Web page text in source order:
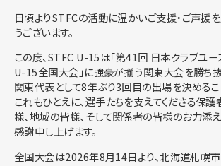
日頃よりSTFCの活動に温かいご支援・ご声援
うございます。
この度、STFC U-15は「第41回 日本クラブユ
U-15全国大会」に強豪が揃う関東大会を勝ち抜
関東代表として8年ぶり3回目の出場を決めるこ
これもひとえに、選手たちを支えてくださる保
様、地域の皆様、そして関係者の皆様のお力添
感謝申し上げます。
全国大会は2026年8月14日より、北海道札幌